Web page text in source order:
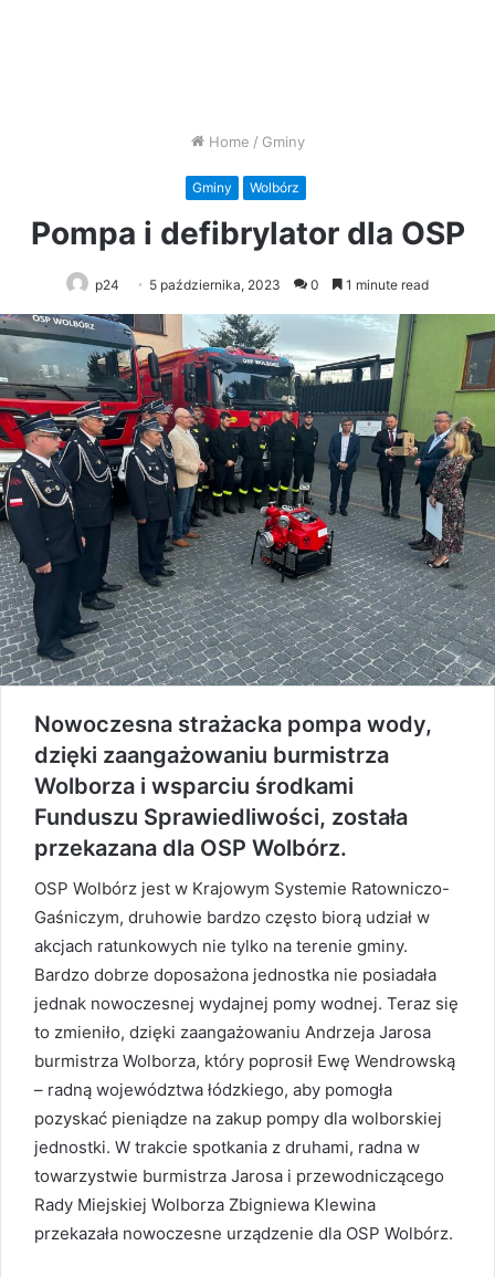
Home / Gminy
Gminy Wolbórz
Pompa i defibrylator dla OSP
p24 5 października, 2023 0 1 minute read
Nowoczesna strażacka pompa wody,
dzięki zaangażowaniu burmistrza
Wolborza i wsparciu środkami
Funduszu Sprawiedliwości, została
przekazana dla OSP Wolbórz.
OSP Wolbórz jest w Krajowym Systemie Ratowniczo-
Gaśniczym, druhowie bardzo często biorą udział w
akcjach ratunkowych nie tylko na terenie gminy.
Bardzo dobrze doposażona jednostka nie posiadała
jednak nowoczesnej wydajnej pomy wodnej. Teraz się
to zmieniło, dzięki zaangażowaniu Andrzeja Jarosa
burmistrza Wolborza, który poprosił Ewę Wendrowską
– radną województwa łódzkiego, aby pomogła
pozyskać pieniądze na zakup pompy dla wolborskiej
jednostki. W trakcie spotkania z druhami, radna w
towarzystwie burmistrza Jarosa i przewodniczącego
Rady Miejskiej Wolborza Zbigniewa Klewina
przekazała nowoczesne urządzenie dla OSP Wolbórz.